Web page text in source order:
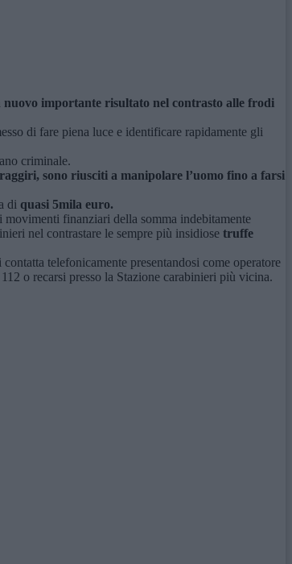
importante risultato nel contrasto alle frodi
di fare piena luce e identificare rapidamente gli
criminale.
sono riusciti a manipolare l’uomo fino a farsi
di quasi 5mila euro.
finanziari della somma indebitamente
nel contrastare le sempre più insidiose truffe
telefonicamente presentandosi come operatore
o recarsi presso la Stazione carabinieri più vicina.